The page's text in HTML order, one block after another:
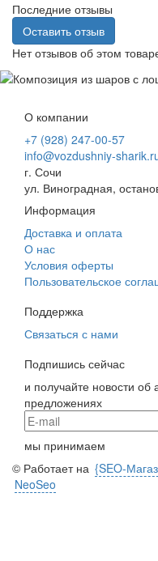
Последние отзывы
Оставить отзыв
Нет отзывов об этом
О компании
+7 (928) 247-00-57
info@vozdushniy-
г. Сочи
ул. Виноградная,
Информация
Доставка и оплата
О нас
Условия оферты
Пользовательское
Поддержка
Связаться с нами
Подпишись сейчас
и получайте новости
предложениях
мы принимаем
© Работает на {SEO-
NeoSeo